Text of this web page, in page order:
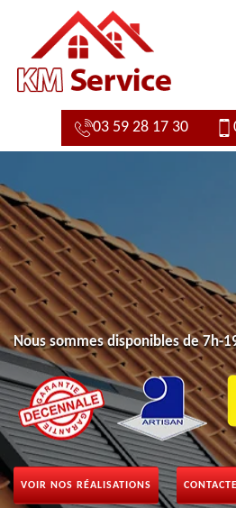
03 59 28 17 30
Nous sommes disponibles de 7h-
VOIR NOS RÉALISATIONS